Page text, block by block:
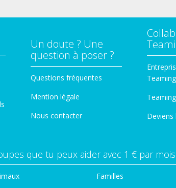
Un doute ? Une
question à poser ?
Questions fréquentes
Mention légale
Nous contacter
Teaming
Deviens
que tu peux aider avec 1 € par mois
Familles